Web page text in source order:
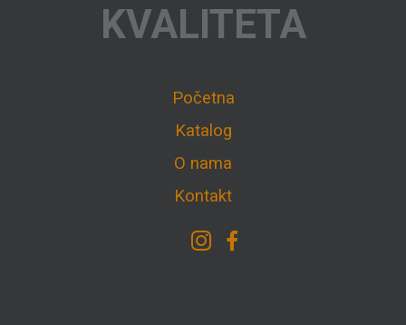
KVALITETA
Početna
Katalog
O nama
Kontakt